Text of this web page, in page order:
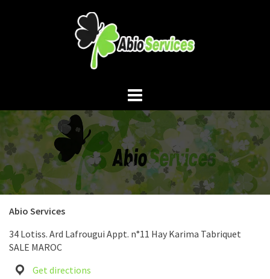
Abio Services
34 Lotiss. Ard Lafrougui Appt. n°11 Hay Karima Tabriquet
SALE MAROC
Get directions